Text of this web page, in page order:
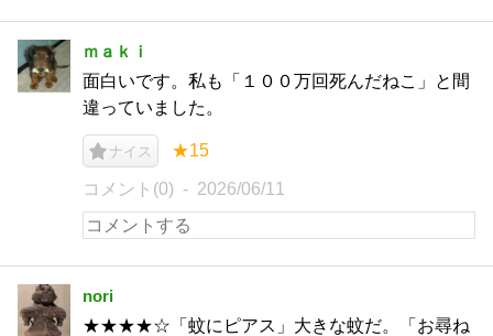
ｍａｋｉ
面白いです。私も「１００万回死んだねこ」と間
違っていました。
ナイス ★15
コメント(0) 2026/06/11
nori
★★★★☆「蚊にピアス」大きな蚊だ。「お尋ね